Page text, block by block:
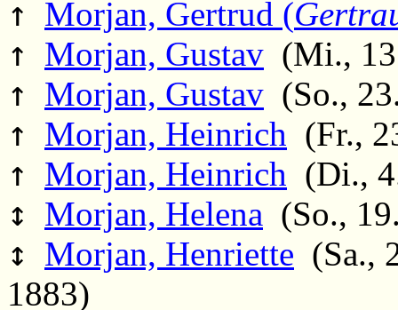
↑ Morjan, Gertrud (
↑ Morjan, Gustav (Mi.,
↑ Morjan, Gustav (So.,
↑ Morjan, Heinrich (Fr.,
↑ Morjan, Heinrich (Di.,
↕ Morjan, Helena (So.,
↕ Morjan, Henriette (Sa.,
1883)